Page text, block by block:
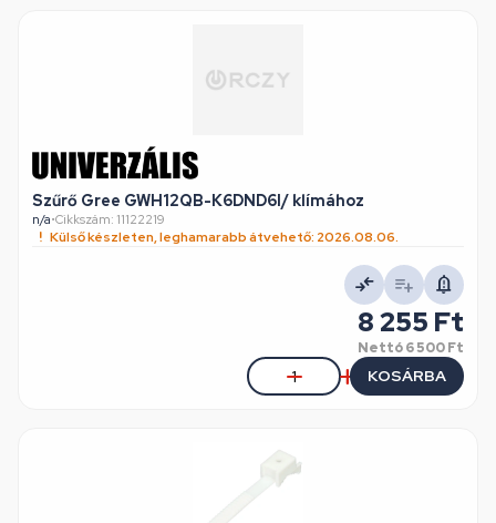
Szűrő Gree GWH12QB-K6DND6I/ klímához
n/a•Cikkszám: 11122219
Külső készleten, leghamarabb átvehető: 2026.08.06.
8 255 Ft
Nettó6 500 Ft
KOSÁRBA